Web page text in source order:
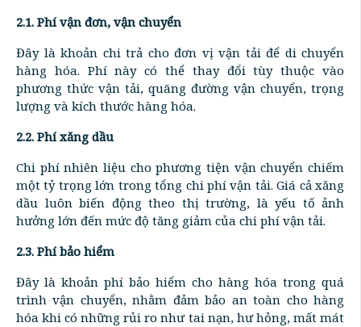
2.1. Phí vận đơn, vận chuyển
Đây là khoản chi trả cho đơn vị vận tải để di chuyển
hàng hóa. Phí này có thể thay đổi tùy thuộc vào
phương thức vận tải, quãng đường vận chuyển, trọng
lượng và kích thước hàng hóa.
2.2. Phí xăng dầu
Chi phí nhiên liệu cho phương tiện vận chuyển chiếm
một tỷ trọng lớn trong tổng chi phí vận tải. Giá cả xăng
dầu luôn biến động theo thị trường, là yếu tố ảnh
hưởng lớn đến mức độ tăng giảm của chi phí vận tải.
2.3. Phí bảo hiểm
Đây là khoản phí bảo hiểm cho hàng hóa trong quá
trình vận chuyển, nhằm đảm bảo an toàn cho hàng
hóa khi có những rủi ro như tai nạn, hư hỏng, mất mát